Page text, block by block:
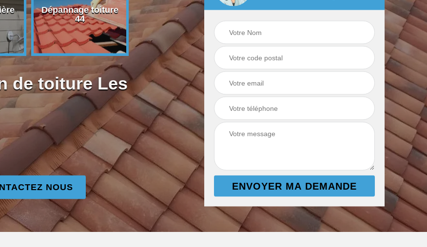
Dépannage toiture
44
Recherche de fuite
de toiture 44
Traitement anti
Démoussage
nettoyage de tuile
44
de toiture Les
NOUS